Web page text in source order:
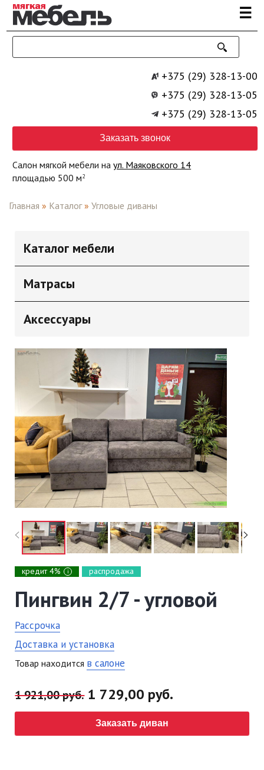
Перейти к основному содержанию ☰
+375 (29) 328-13-00
+375 (29) 328-13-05
+375 (29) 328-13-05
Заказать звонок
Салон мягкой мебели наул. Маяковского 14
площадью 500 м2
Главная » Каталог » Угловые диваны
Каталог мебели
Матрасы
Аксессуары
кредит 4% i распродажа
Пингвин 2/7 - угловой
Рассрочка
Доставка и установка
Товар находится в салоне
1 921,00 руб.1 729,00 руб.
Заказать диван